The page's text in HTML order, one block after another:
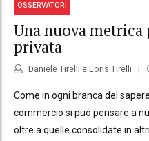
OSSERVATORI
Una nuova metrica
privata
Daniele Tirelli e Loris Tirelli
Come in ogni branca del
commercio si può pensare a
oltre a quelle consolidate in